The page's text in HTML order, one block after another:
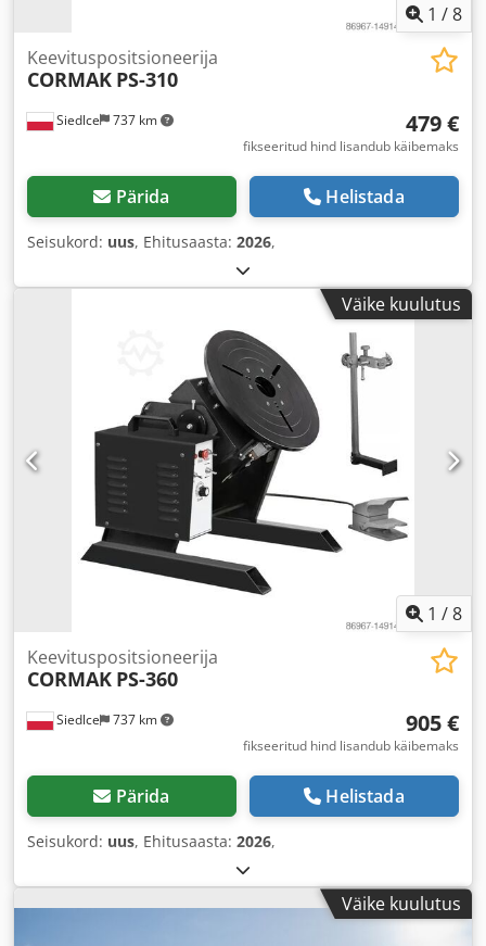
1 /8
Siedlce 737 km
Keevituspositsioneerija
CORMAK PS-310
479 €
fikseeritud hind lisandub käibemaks
Pärida Helistada
Seisukord: uus, Ehitusaasta: 2026,
Väike kuulutus
1 /8
Siedlce 737 km
Keevituspositsioneerija
CORMAK PS-360
905 €
fikseeritud hind lisandub käibemaks
Pärida Helistada
Seisukord: uus, Ehitusaasta: 2026,
Väike kuulutus